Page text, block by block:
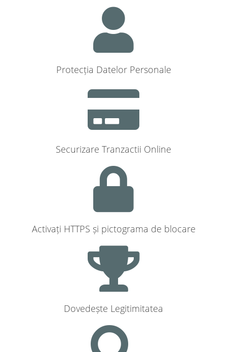
Protecția Datelor Personale
Securizare Tranzactii Online
Activați HTTPS și pictograma de blocare
Dovedește Legitimitatea